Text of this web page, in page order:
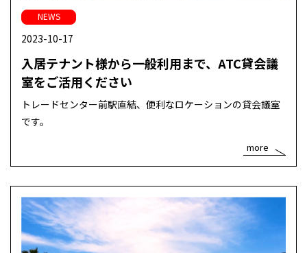
NEWS
2023-10-17
入居テナント様から一般利用まで、ATC貸会議
室をご活用ください
トレードセンター前駅直結、便利なロケーションの貸会議室
です。
more